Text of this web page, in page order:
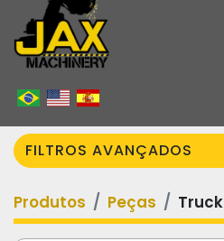
FILTROS AVANÇADOS
Categoria
Produtos Peças Truck